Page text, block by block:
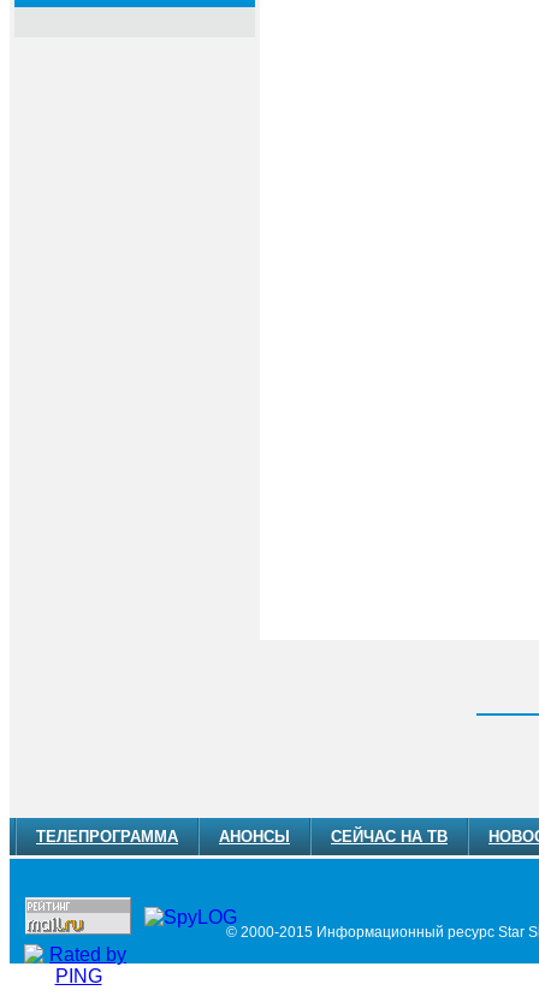
ТЕЛЕПРОГРАММА АНОНСЫ СЕЙЧАС НА ТВ
© 2000-2015 Информационный ресурс Star